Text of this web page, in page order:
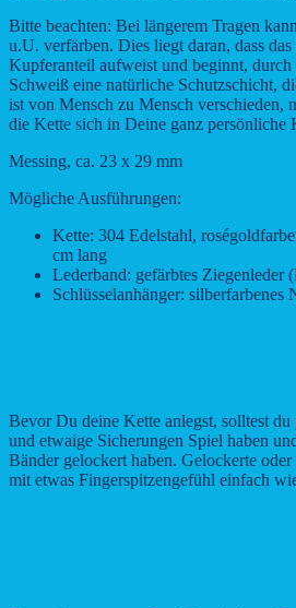
Bitte beachten: Bei längerem Tragen
u.U. verfärben. Dies liegt daran, dass
Kupferanteil aufweist und beginnt,
Schweiß eine natürliche Schutzschicht,
ist von Mensch zu Mensch verschieden,
die Kette sich in Deine ganz persönliche
Messing, ca. 23 x 29 mm
Mögliche Ausführungen:
Kette: 304 Edelstahl,
cm lang
Lederband: gefärbtes Ziegenleder
Schlüsselanhänger: silberfarbenes
Bevor Du deine Kette anlegst, solltest du
und etwaige Sicherungen Spiel haben
Bänder gelockert haben. Gelockerte
mit etwas Fingerspitzengefühl einfach